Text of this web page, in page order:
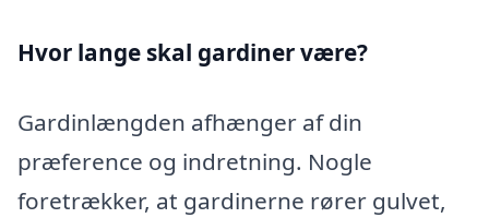
Hvor lange skal gardiner være?
Gardinlængden afhænger af din
præference og indretning. Nogle
foretrækker, at gardinerne rører gulvet,